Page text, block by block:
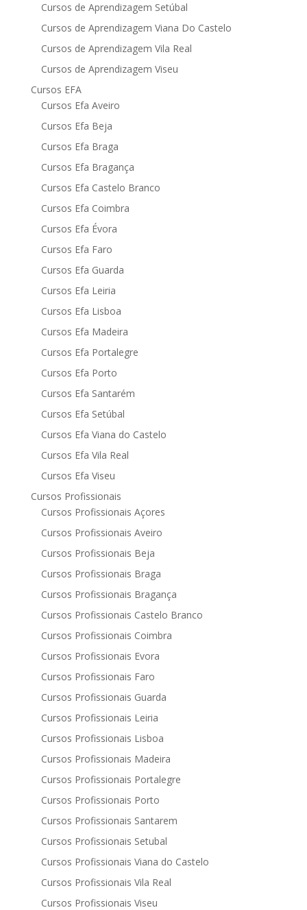
Cursos de Aprendizagem Setúbal
Cursos de Aprendizagem Viana Do Castelo
Cursos de Aprendizagem Vila Real
Cursos de Aprendizagem Viseu
Cursos EFA
Cursos Efa Aveiro
Cursos Efa Beja
Cursos Efa Braga
Cursos Efa Bragança
Cursos Efa Castelo Branco
Cursos Efa Coimbra
Cursos Efa Évora
Cursos Efa Faro
Cursos Efa Guarda
Cursos Efa Leiria
Cursos Efa Lisboa
Cursos Efa Madeira
Cursos Efa Portalegre
Cursos Efa Porto
Cursos Efa Santarém
Cursos Efa Setúbal
Cursos Efa Viana do Castelo
Cursos Efa Vila Real
Cursos Efa Viseu
Cursos Profissionais
Cursos Profissionais Açores
Cursos Profissionais Aveiro
Cursos Profissionais Beja
Cursos Profissionais Braga
Cursos Profissionais Bragança
Cursos Profissionais Castelo Branco
Cursos Profissionais Coimbra
Cursos Profissionais Evora
Cursos Profissionais Faro
Cursos Profissionais Guarda
Cursos Profissionais Leiria
Cursos Profissionais Lisboa
Cursos Profissionais Madeira
Cursos Profissionais Portalegre
Cursos Profissionais Porto
Cursos Profissionais Santarem
Cursos Profissionais Setubal
Cursos Profissionais Viana do Castelo
Cursos Profissionais Vila Real
Cursos Profissionais Viseu